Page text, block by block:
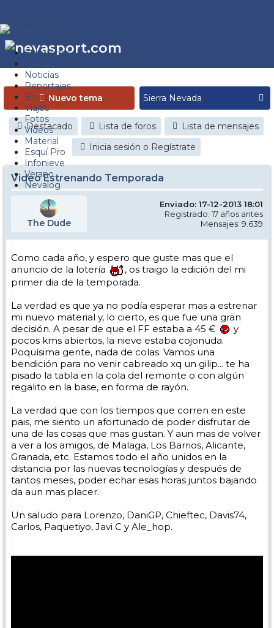
Estaciones
Noticias
Reportajes
Blogs
Viajes
Fotos
Videos
Material
Esquí Pro
Infonieve
Verano
Nevalog
Nuevo tema
Destacado Lista de foros
Lista de mensajes
Inicia sesión o Regístrate
Video Estrenando Temporada
The Dude
Enviado: 17-12-2013 18:01
Registrado: 17 años antes
Mensajes: 9.639
Como cada año, y espero que guste mas que el
anuncio de la lotería
, os traigo la edición del mi
primer dia de la temporada.
La verdad es que ya no podía esperar mas a estrenar
mi nuevo material y, lo cierto, es que fue una gran
decisión. A pesar de que el FF estaba a 45 €
y
pocos kms abiertos, la nieve estaba cojonuda.
Poquísima gente, nada de colas. Vamos una
bendición para no venir cabreado xq un gilip... te ha
pisado la tabla en la cola del remonte o con algún
regalito en la base, en forma de rayón.
La verdad que con los tiempos que corren en este
pais, me siento un afortunado de poder disfrutar de
una de las cosas que mas gustan. Y aun mas de volver
a ver a los amigos, de Malaga, Los Barrios, Alicante,
Granada, etc. Estamos todo el año unidos en la
distancia por las nuevas tecnologías y después de
tantos meses, poder echar esas horas juntos bajando
da aun mas placer.
Un saludo para Lorenzo, DaniGP, Chieftec, Davis74,
Carlos, Paquetiyo, Javi C y Ale_hop.